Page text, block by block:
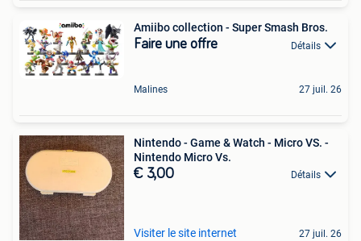
Amiibo collection - Super Smash Bros.
Faire une offre Détails
Malines 27 juil. 26
Nintendo - Game & Watch - Micro VS. -
Nintendo Micro Vs.
€ 3,00 Détails
Visiter le site internet 27 juil. 26